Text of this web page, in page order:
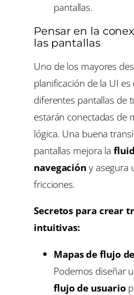
pantallas.
Pensar en la
las pantallas
Uno de los mayores
planificación de la UI es
diferentes pantallas de
estarán conectadas de
lógica. Una buena
pantallas mejora la
navegación y asegura
fricciones.
Secretos para crear
intuitivas:
Mapas de flujo
Podemos diseñar
flujo de usuario